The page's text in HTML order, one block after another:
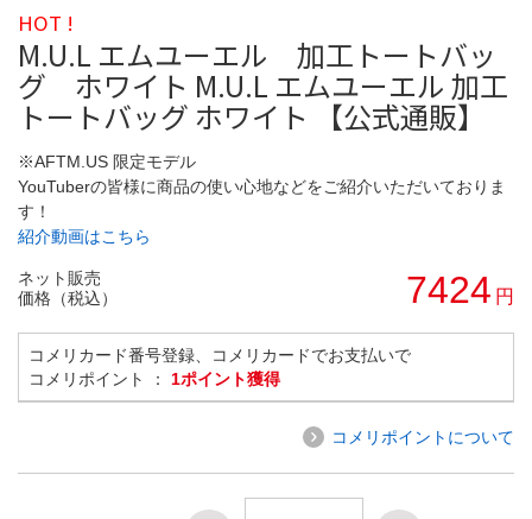
HOT !
M.U.L エムユーエル 加工トートバッ
グ ホワイト M.U.L エムユーエル 加工
トートバッグ ホワイト 【公式通販】
※AFTM.US 限定モデル
YouTuberの皆様に商品の使い心地などをご紹介いただいておりま
す！
紹介動画はこちら
ネット販売
価格（税込）
7424 円
コメリカード番号登録、コメリカードでお支払いで
コメリポイント ： 1ポイント獲得
コメリポイントについて